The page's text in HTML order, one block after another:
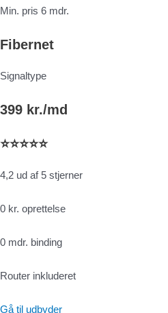
Min. pris 6 mdr.
Fibernet
Signaltype
399 kr./md
⭐⭐⭐⭐⭐
4,2 ud af 5 stjerner
0 kr. oprettelse
0 mdr. binding
Router inkluderet
Gå til udbyder